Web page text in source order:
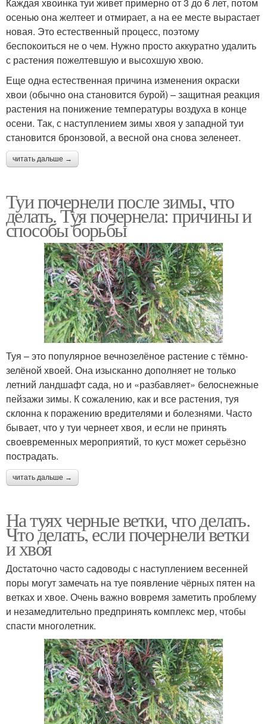
Каждая хвоинка туи живет примерно от 3 до 6 лет, потом
осенью она желтеет и отмирает, а на ее месте вырастает
новая. Это естественный процесс, поэтому
беспокоиться не о чем. Нужно просто аккуратно удалить
с растения пожелтевшую и высохшую хвою.
Еще одна естественная причина изменения окраски
хвои (обычно она становится бурой) – защитная реакция
растения на понижение температуры воздуха в конце
осени. Так, с наступлением зимы хвоя у западной туи
становится бронзовой, а весной она снова зеленеет.
читать дальше →
Туи почернели после зимы, что
делать. Туя почернела: причины и
способы борьбы
Туя – это популярное вечнозелёное растение с тёмно-
зелёной хвоей. Она изысканно дополняет не только
летний ландшафт сада, но и «разбавляет» белоснежные
пейзажи зимы. К сожалению, как и все растения, туя
склонна к поражению вредителями и болезнями. Часто
бывает, что у туи чернеет хвоя, и если не принять
своевременных мероприятий, то куст может серьёзно
пострадать.
читать дальше →
На туях черные ветки, что делать.
Что делать, если почернели ветки
и хвоя
Достаточно часто садоводы с наступлением весенней
поры могут замечать на туе появление чёрных пятен на
ветках и хвое. Очень важно вовремя заметить проблему
и незамедлительно предпринять комплекс мер, чтобы
спасти многолетник.